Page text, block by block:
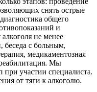
снять острые
общего
и
не менее
беседа с больным,
медикаментозная
Мы
при участии специалиста.
от тяги к алкоголю.